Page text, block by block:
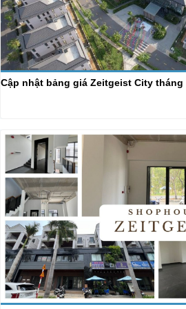
Cập nhật bảng giá Zeitgeist City tháng